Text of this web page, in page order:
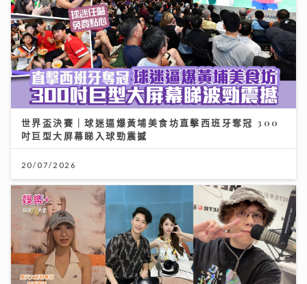
世界盃決賽｜球迷逼爆黃埔美食坊直擊西班牙奪冠 300
吋巨型大屏幕睇入球勁震撼
20/07/2026